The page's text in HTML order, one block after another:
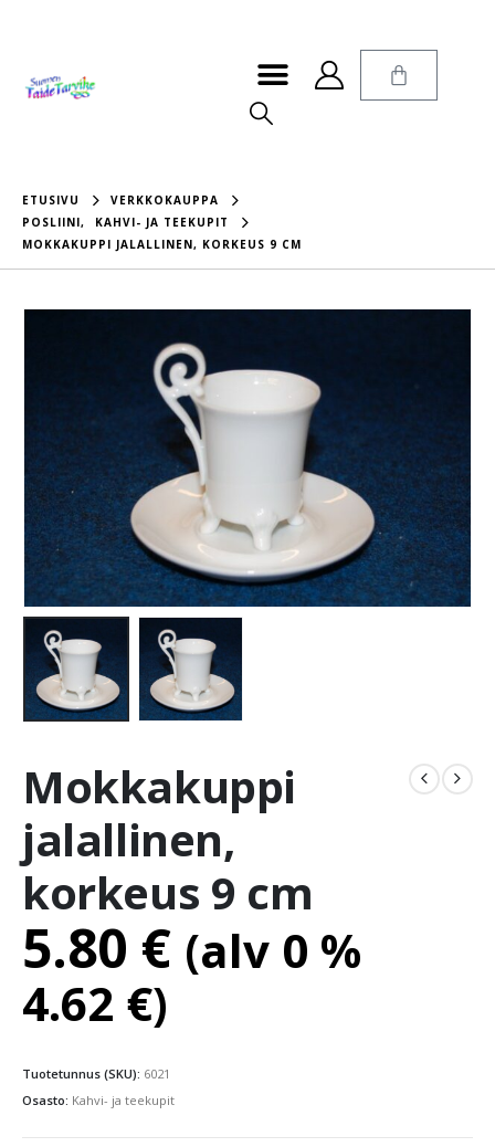
ETUSIVU
VERKKOKAUPPA
POSLIINI,
KAHVI- JA TEEKUPIT
MOKKAKUPPI JALALLINEN, KORKEUS 9 CM
Mokkakuppi
jalallinen,
korkeus 9 cm
5.80 € (alv 0 %
4.62 €)
Tuotetunnus (SKU): 6021
Osasto: Kahvi- ja teekupit